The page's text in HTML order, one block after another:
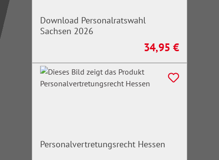
Download Personalratswahl
Sachsen 2026
Regulärer Preis:
34,95 €
Personalvertretungsrecht Hessen